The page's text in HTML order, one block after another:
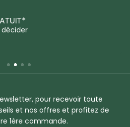
pour recevoir toute
et nos offres et profitez de
1ère commande.